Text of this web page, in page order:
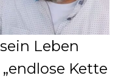
Leben
Kette